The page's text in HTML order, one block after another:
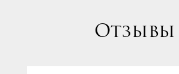
Отзывы